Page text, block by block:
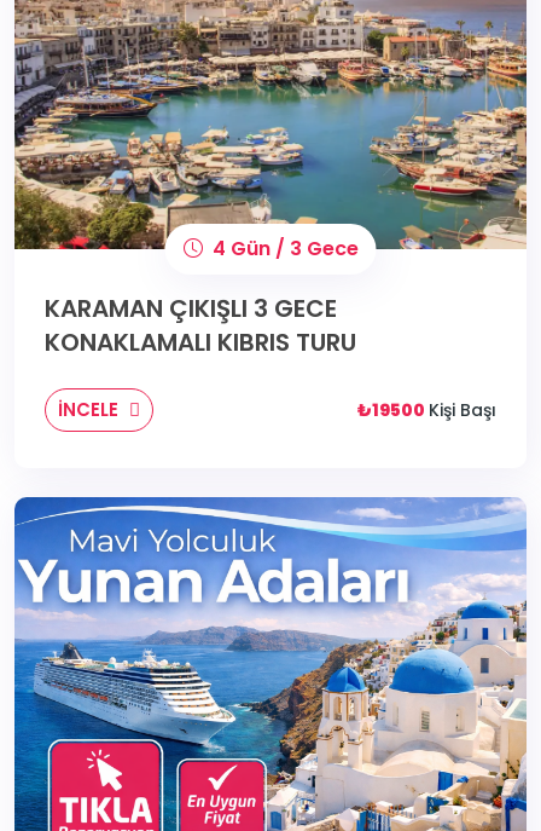
4 Gün / 3 Gece
KARAMAN ÇIKIŞLI 3 GECE
KONAKLAMALI KIBRIS TURU
İNCELE ₺19500 Kişi Başı